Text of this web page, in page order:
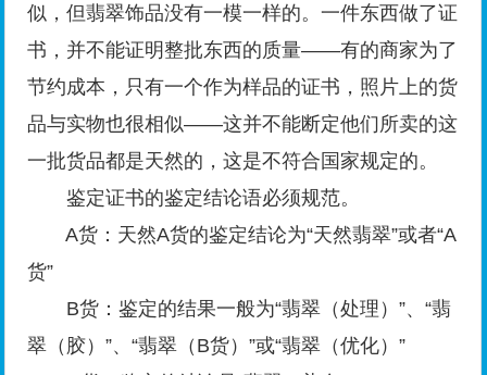
似，但翡翠饰品没有一模一样的。一件东西做了证
书，并不能证明整批东西的质量——有的商家为了
节约成本，只有一个作为样品的证书，照片上的货
品与实物也很相似——这并不能断定他们所卖的这
一批货品都是天然的，这是不符合国家规定的。
鉴定证书的鉴定结论语必须规范。
A货：天然A货的鉴定结论为“天然翡翠”或者“A
货”
B货：鉴定的结果一般为“翡翠（处理）”、“翡
翠（胶）”、“翡翠（B货）”或“翡翠（优化）”